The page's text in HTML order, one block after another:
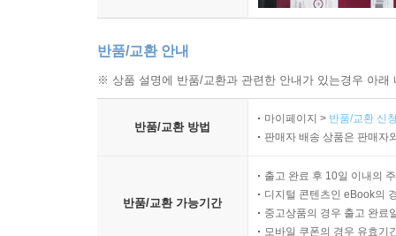
반품/교환 안내
※ 상품 설명에 반품/교환과 관련한 안내가 있는경우 아
반품/교환 방법
마이페이지 > 반품/교환 신
판매자 배송 상품은 판매자
반품/교환 가능기간
출고 완료 후 10일 이내의
디지털 콘텐츠인 eBook의
중고상품의 경우 출고 완료
모바일 쿠폰의 경우 유효기